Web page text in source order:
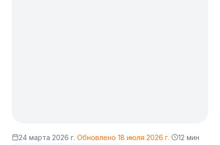
24 марта 2026 г.·Обновлено 18 июля 2026 г.· 12 мин